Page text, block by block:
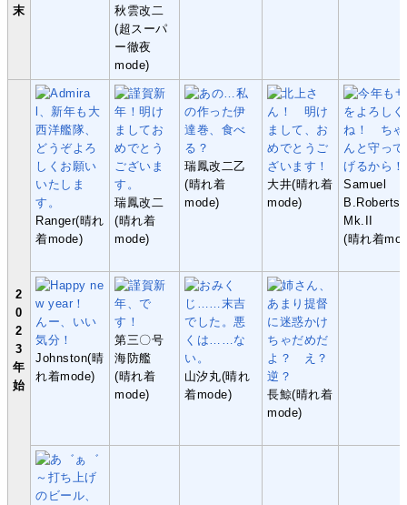
末
秋雲改二
(超スーパ
ー徹夜
mode)
2
0
2
3
年
始
Ranger(晴れ
着mode)
瑞鳳改二
(晴れ着
mode)
瑞鳳改二乙
(晴れ着
mode)
大井(晴れ着
mode)
Samuel
B.Roberts
Mk.II
(晴れ着
Johnston(晴
れ着mode)
第三〇号
海防艦
(晴れ着
mode)
山汐丸(晴れ
着mode)
長鯨(晴れ着
mode)